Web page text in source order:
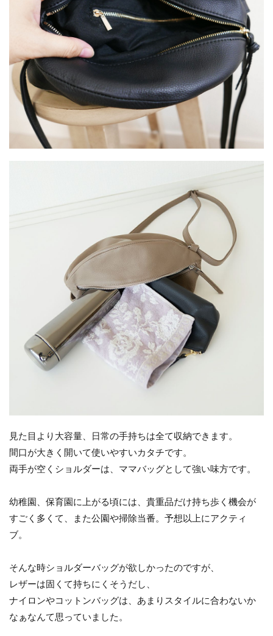
見た目より大容量、日常の手持ちは全て収納できます。
間口が大きく開いて使いやすいカタチです。
両手が空くショルダーは、ママバッグとして強い味方です。
幼稚園、保育園に上がる頃には、貴重品だけ持ち歩く機会が
すごく多くて、また公園や掃除当番。予想以上にアクティ
ブ。
そんな時ショルダーバッグが欲しかったのですが、
レザーは固くて持ちにくそうだし、
ナイロンやコットンバッグは、あまりスタイルに合わないか
なぁなんて思っていました。